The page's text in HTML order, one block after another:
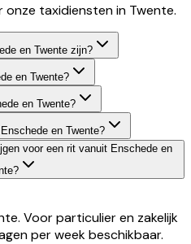
taxidiensten in Twente.
en Twente zijn?
en Twente?
en Twente?
en Twente?
voor een rit vanuit Enschede en
Voor particulier en zakelijk
per week beschikbaar.